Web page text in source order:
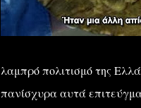
λαμπρό πολιτισμό της
πανίσχυρα αυτά